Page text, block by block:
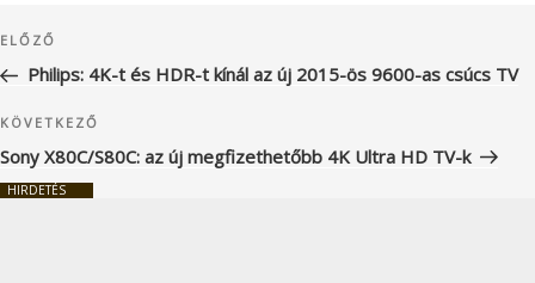
navigáció
Korábbi
bejegyzés
ELŐZŐ
Philips: 4K-t és HDR-t kínál az új 2015-ös 9600-as csúcs TV
Következő
bejegyzés
KÖVETKEZŐ
Sony X80C/S80C: az új megfizethetőbb 4K Ultra HD TV-k
HIRDETÉS